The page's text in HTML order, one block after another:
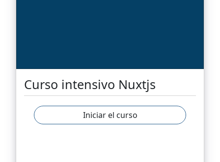
Curso intensivo Nuxtjs
Iniciar el curso